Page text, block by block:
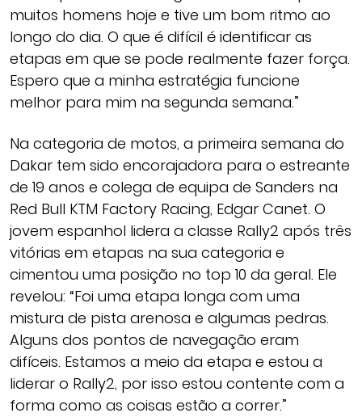
muitos homens hoje e tive um bom ritmo ao
longo do dia. O que é difícil é identificar as
etapas em que se pode realmente fazer força.
Espero que a minha estratégia funcione
melhor para mim na segunda semana.”
Na categoria de motos, a primeira semana do
Dakar tem sido encorajadora para o estreante
de 19 anos e colega de equipa de Sanders na
Red Bull KTM Factory Racing, Edgar Canet. O
jovem espanhol lidera a classe Rally2 após três
vitórias em etapas na sua categoria e
cimentou uma posição no top 10 da geral. Ele
revelou: “Foi uma etapa longa com uma
mistura de pista arenosa e algumas pedras.
Alguns dos pontos de navegação eram
difíceis. Estamos a meio da etapa e estou a
liderar o Rally2, por isso estou contente com a
forma como as coisas estão a correr.”